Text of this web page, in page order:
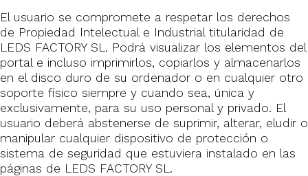
El usuario se compromete a respetar los derechos
de Propiedad Intelectual e Industrial titularidad de
LEDS FACTORY SL. Podrá visualizar los elementos del
portal e incluso imprimirlos, copiarlos y almacenarlos
en el disco duro de su ordenador o en cualquier otro
soporte físico siempre y cuando sea, única y
exclusivamente, para su uso personal y privado. El
usuario deberá abstenerse de suprimir, alterar, eludir o
manipular cualquier dispositivo de protección o
sistema de seguridad que estuviera instalado en las
páginas de LEDS FACTORY SL.